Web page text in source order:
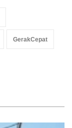
GerakCepat